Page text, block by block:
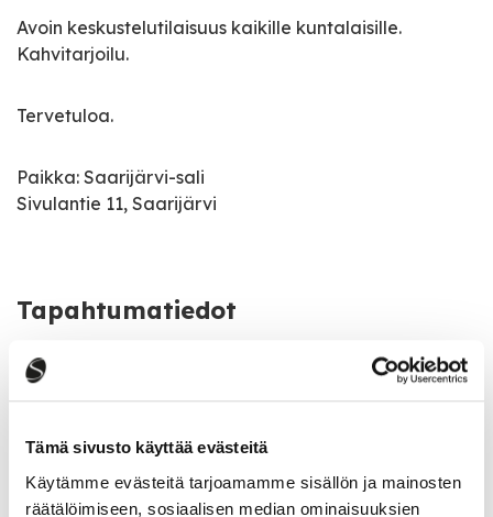
Tämä sivusto käyttää evästeitä
Käytämme evästeitä tarjoamamme sisällön ja mainosten
räätälöimiseen, sosiaalisen median ominaisuuksien
Avoin keskustelutilaisuus kaikille kuntalaisille.
Kahvitarjoilu.
Tervetuloa.
Paikka: Saarijärvi-sali
Sivulantie 11, Saarijärvi
Tapahtumatiedot
Katso kaikki tapahtumat
Jaa tapahtuma: